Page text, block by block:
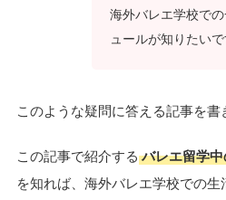
海外バレエ学校で
ュールが知りたいで
このような疑問に答える記事を書
この記事で紹介する バレエ留学
を知れば、海外バレエ学校での